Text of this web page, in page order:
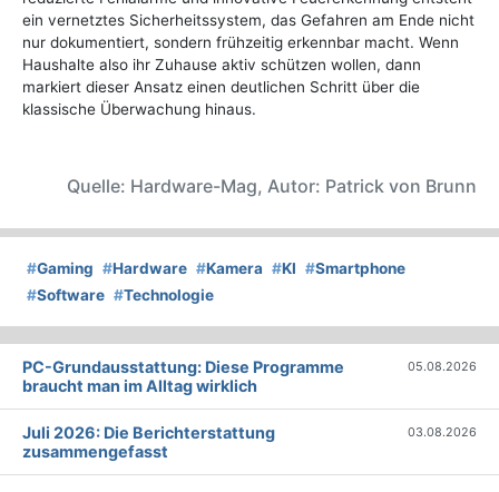
ein vernetztes Sicherheitssystem, das Gefahren am Ende nicht
nur dokumentiert, sondern frühzeitig erkennbar macht. Wenn
Haushalte also ihr Zuhause aktiv schützen wollen, dann
markiert dieser Ansatz einen deutlichen Schritt über die
klassische Überwachung hinaus.
Quelle: Hardware-Mag, Autor: Patrick von Brunn
#Gaming #Hardware #Kamera #KI #Smartphone
#Software #Technologie
PC-Grundausstattung: Diese Programme
braucht man im Alltag wirklich
05.08.2026
Juli 2026: Die Bericht­erstattung
zusammengefasst
03.08.2026